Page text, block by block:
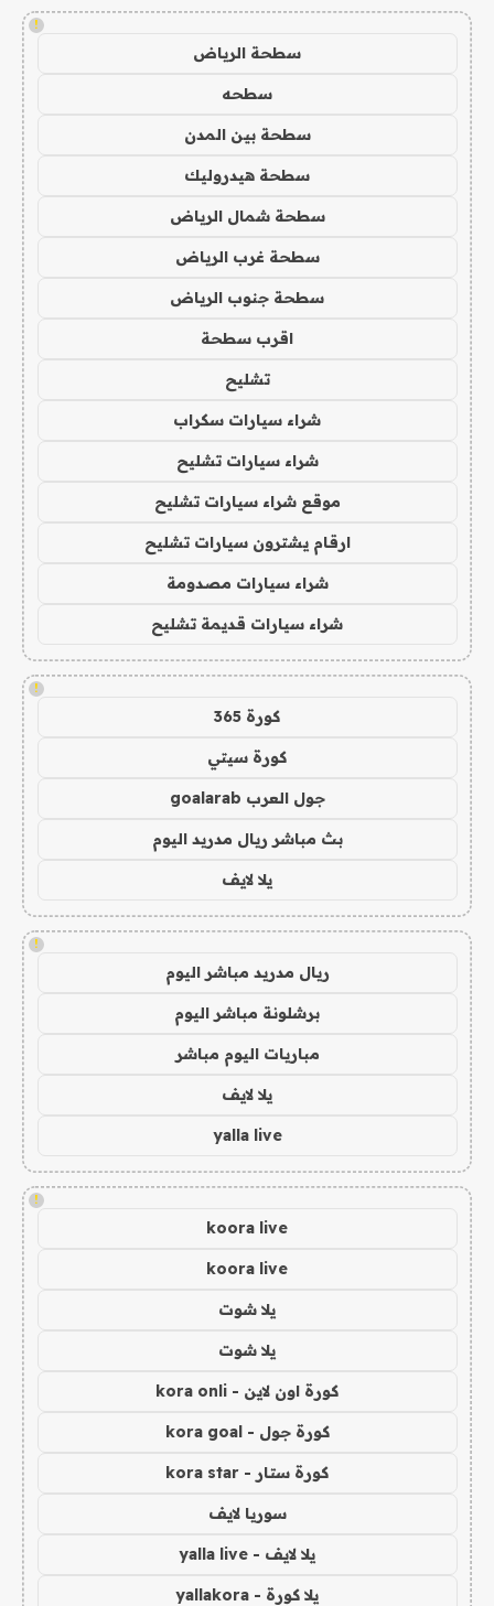
!
سطحة الرياض
سطحه
سطحة بين المدن
سطحة هيدروليك
سطحة شمال الرياض
سطحة غرب الرياض
سطحة جنوب الرياض
اقرب سطحة
تشليح
شراء سيارات سكراب
شراء سيارات تشليح
موقع شراء سيارات تشليح
ارقام يشترون سيارات تشليح
شراء سيارات مصدومة
شراء سيارات قديمة تشليح
!
كورة 365
كورة سيتي
جول العرب goalarab
بث مباشر ريال مدريد اليوم
يلا لايف
!
ريال مدريد مباشر اليوم
برشلونة مباشر اليوم
مباريات اليوم مباشر
يلا لايف
yalla live
!
koora live
koora live
يلا شوت
يلا شوت
كورة اون لاين - kora onli
كورة جول - kora goal
كورة ستار - kora star
سوريا لايف
يلا لايف - yalla live
يلا كورة - yallakora